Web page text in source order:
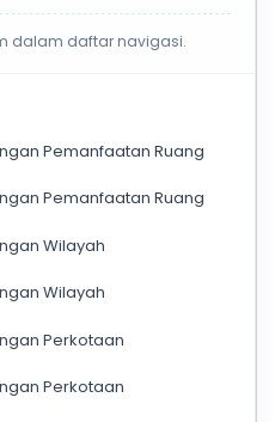
dalam daftar navigasi.
Pemanfaatan Ruang
Pemanfaatan Ruang
Wilayah
Wilayah
Perkotaan
Perkotaan